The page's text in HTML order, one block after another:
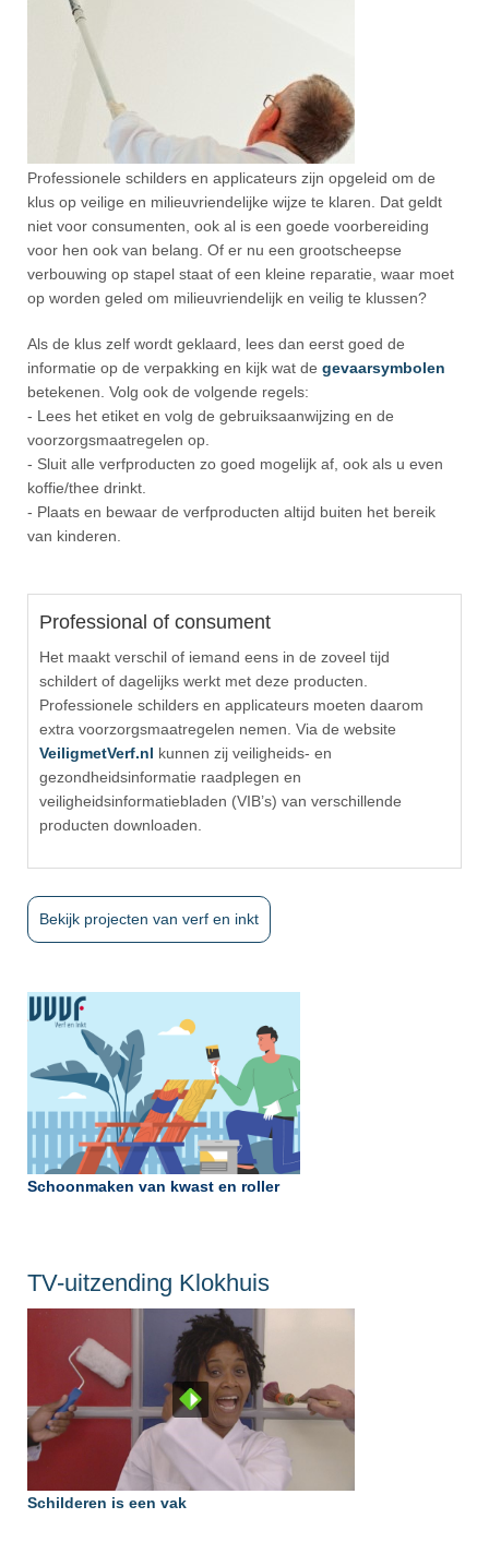
Professionele schilders en applicateurs zijn opgeleid om de
klus op veilige en milieuvriendelijke wijze te klaren. Dat geldt
niet voor consumenten, ook al is een goede voorbereiding
voor hen ook van belang. Of er nu een grootscheepse
verbouwing op stapel staat of een kleine reparatie, waar moet
op worden geled om milieuvriendelijk en veilig te klussen?
Als de klus zelf wordt geklaard, lees dan eerst goed de
informatie op de verpakking en kijk wat de gevaarsymbolen
betekenen. Volg ook de volgende regels:
- Lees het etiket en volg de gebruiksaanwijzing en de
voorzorgsmaatregelen op.
- Sluit alle verfproducten zo goed mogelijk af, ook als u even
koffie/thee drinkt.
- Plaats en bewaar de verfproducten altijd buiten het bereik
van kinderen.
Professional of consument
Het maakt verschil of iemand eens in de zoveel tijd
schildert of dagelijks werkt met deze producten.
Professionele schilders en applicateurs moeten daarom
extra voorzorgsmaatregelen nemen. Via de website
VeiligmetVerf.nl kunnen zij veiligheids- en
gezondheidsinformatie raadplegen en
veiligheidsinformatiebladen (VIB’s) van verschillende
producten downloaden.
Bekijk projecten van verf en inkt
Schoonmaken van kwast en roller
TV-uitzending Klokhuis
Schilderen is een vak